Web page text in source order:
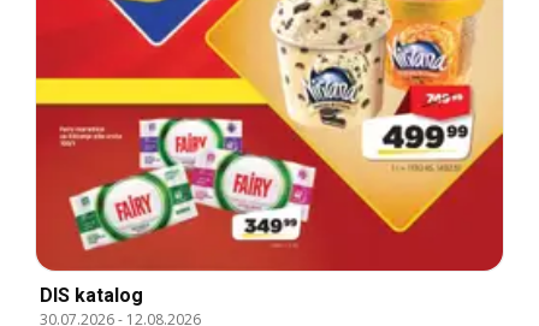
DIS katalog
30.07.2026- 12.08.2026